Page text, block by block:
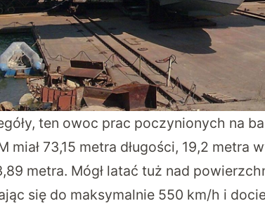
ten owoc prac poczynionych na
miał 73,15 metra długości, 19,2 metra
metra. Mógł latać tuż nad
się do maksymalnie 550 km/h i